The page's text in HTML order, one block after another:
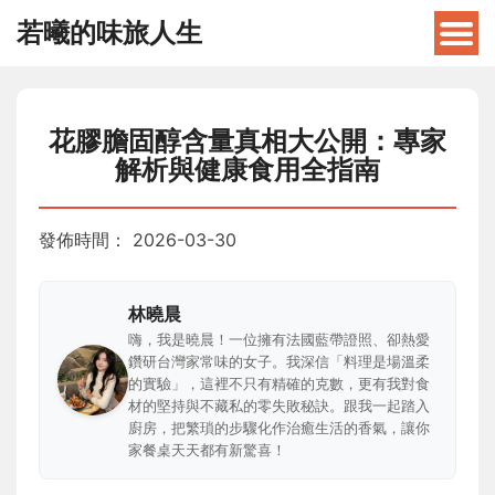
若曦的味旅人生
花膠膽固醇含量真相大公開：專家
解析與健康食用全指南
發佈時間： 2026-03-30
林曉晨
嗨，我是曉晨！一位擁有法國藍帶證照、卻熱愛
鑽研台灣家常味的女子。我深信「料理是場溫柔
的實驗」，這裡不只有精確的克數，更有我對食
材的堅持與不藏私的零失敗秘訣。跟我一起踏入
廚房，把繁瑣的步驟化作治癒生活的香氣，讓你
家餐桌天天都有新驚喜！